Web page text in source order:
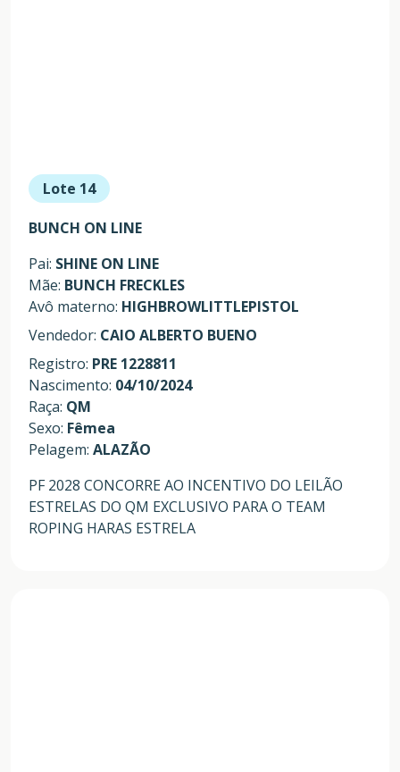
Lote 14
BUNCH ON LINE
Pai: SHINE ON LINE
Mãe: BUNCH FRECKLES
Avô materno: HIGHBROWLITTLEPISTOL
Vendedor: CAIO ALBERTO BUENO
Registro: PRE 1228811
Nascimento: 04/10/2024
Raça: QM
Sexo: Fêmea
Pelagem: ALAZÃO
PF 2028 CONCORRE AO INCENTIVO DO LEILÃO
ESTRELAS DO QM EXCLUSIVO PARA O TEAM
ROPING HARAS ESTRELA